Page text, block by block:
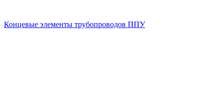
Концевые элементы трубопроводов ППУ